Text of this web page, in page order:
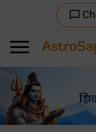
chat_bubble_outline
Previous